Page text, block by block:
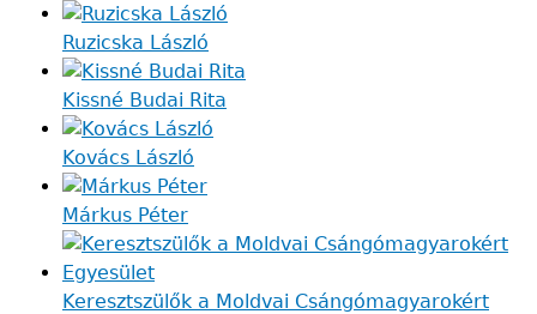
Ruzicska László
Kissné Budai Rita
Kovács László
Márkus Péter
Keresztszülők a Moldvai Csángómagyarokért